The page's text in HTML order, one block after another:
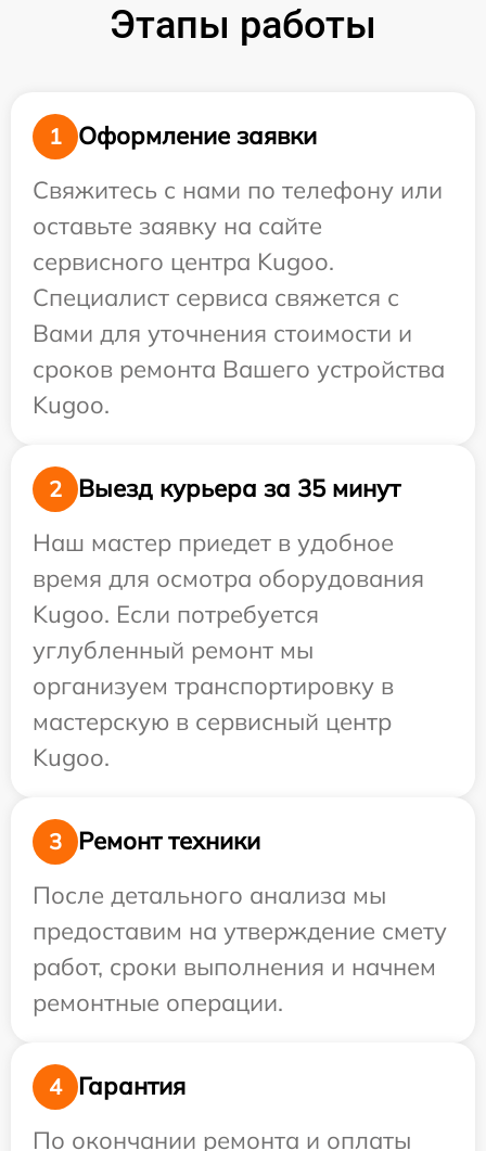
Этапы работы
1
Оформление заявки
Свяжитесь с нами по телефону или
оставьте заявку на сайте
сервисного центра Kugoo.
Специалист сервиса свяжется с
Вами для уточнения стоимости и
сроков ремонта Вашего устройства
Kugoo.
2
Выезд курьера за 35 минут
Наш мастер приедет в удобное
время для осмотра оборудования
Kugoo. Если потребуется
углубленный ремонт мы
организуем транспортировку в
мастерскую в сервисный центр
Kugoo.
3
Ремонт техники
После детального анализа мы
предоставим на утверждение смету
работ, сроки выполнения и начнем
ремонтные операции.
4
Гарантия
По окончании ремонта и оплаты